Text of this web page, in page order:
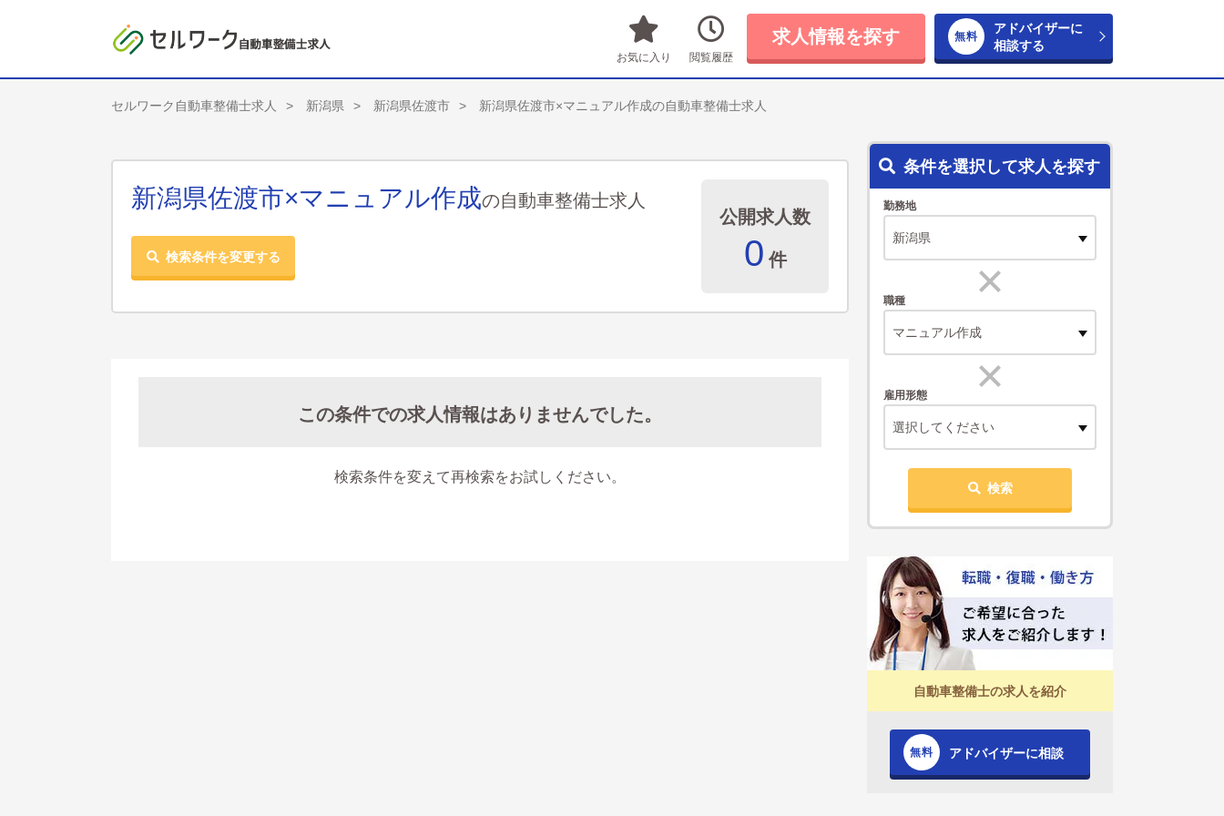
お気に入り 閲覧履歴
求人情報を探す
アドバイザーに
相談する
セルワーク自動車整備士求人 新潟県 新潟県佐渡市 新潟県佐渡市×マニュアル作成の自動車整備士求人
新潟県佐渡市×マニュアル作成の自動車整備士求人
検索条件を変更する
公開求人数
0 件
この条件での求人情報はありませんでした。
検索条件を変えて再検索をお試しください。
条件を選択して求人を探す
勤務地
職種
マニュアル作成
雇用形態
選択してください
検索
自動車整備士の求人を紹介
アドバイザーに相談